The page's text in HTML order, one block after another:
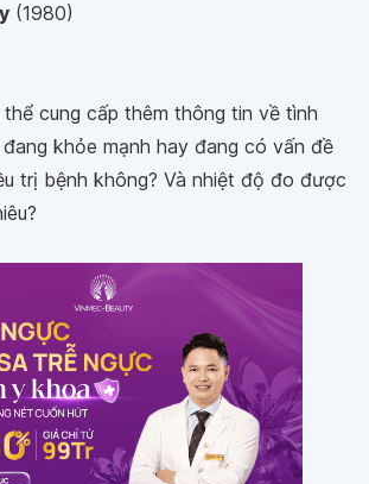
(1980)
cung cấp thêm thông tin về tình
khỏe mạnh hay đang có vấn đề
trị bệnh không? Và nhiệt độ đo được